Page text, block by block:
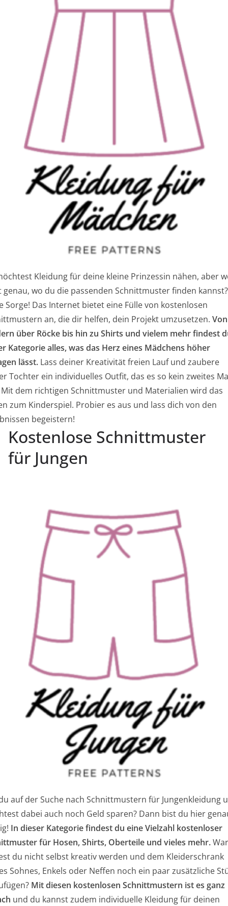
Kleidung für deine kleine Prinzessin nähen, aber
genau, wo du die passenden Schnittmuster finden kannst?
Sorge! Das Internet bietet eine Fülle von kostenlosen
an, die dir helfen, dein Projekt umzusetzen.Von
über Röcke bis hin zu Shirts und vielem mehr findest
Kategorie alles, was das Herz eines Mädchens höher
lässt. Lass deiner Kreativität freien Lauf und zaubere
Tochter ein individuelles Outfit, das es so kein zweites
dem richtigen Schnittmuster und Materialien wird das
zum Kinderspiel. Probier es aus und lass dich von den
begeistern!
Kostenlose Schnittmuster
für Jungen
auf der Suche nach Schnittmustern für Jungenkleidung
dabei auch noch Geld sparen? Dann bist du hier
In dieser Kategorie findest du eine Vielzahl kostenloser
für Hosen, Shirts, Oberteile und vieles mehr.
du nicht selbst kreativ werden und dem Kleiderschrank
Sohnes, Enkels oder Neffen noch ein paar zusätzliche
Mit diesen kostenlosen Schnittmustern ist es ganz
und du kannst zudem individuelle Kleidung für deinen